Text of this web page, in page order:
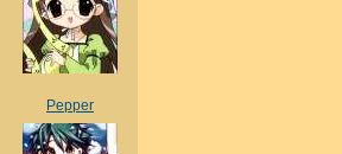
Pepper